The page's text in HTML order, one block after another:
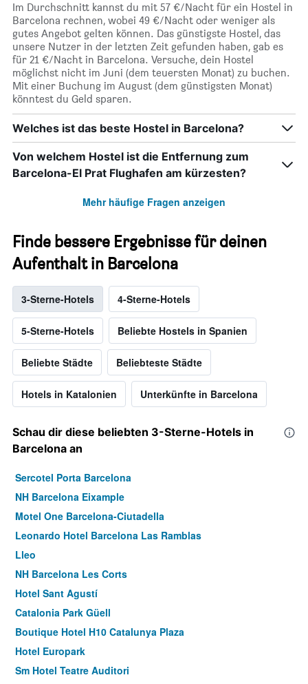
Im Durchschnitt kannst du mit 57 €/Nacht für ein Hostel in
Barcelona rechnen, wobei 49 €/Nacht oder weniger als
gutes Angebot gelten können. Das günstigste Hostel, das
unsere Nutzer in der letzten Zeit gefunden haben, gab es
für 21 €/Nacht in Barcelona. Versuche, dein Hostel
möglichst nicht im Juni (dem teuersten Monat) zu buchen.
Mit einer Buchung im August (dem günstigsten Monat)
könntest du Geld sparen.
Welches ist das beste Hostel in Barcelona?
Von welchem Hostel ist die Entfernung zum
Barcelona-El Prat Flughafen am kürzesten?
Mehr häufige Fragen anzeigen
Finde bessere Ergebnisse für deinen
Aufenthalt in Barcelona
3-Sterne-Hotels 4-Sterne-Hotels
5-Sterne-Hotels Beliebte Hostels in Spanien
Beliebte Städte Beliebteste Städte
Hotels in Katalonien Unterkünfte in Barcelona
Schau dir diese beliebten 3-Sterne-Hotels in
Barcelona an
Sercotel Porta Barcelona
NH Barcelona Eixample
Motel One Barcelona-Ciutadella
Leonardo Hotel Barcelona Las Ramblas
Lleo
NH Barcelona Les Corts
Hotel Sant Agustí
Catalonia Park Güell
Boutique Hotel H10 Catalunya Plaza
Hotel Europark
Sm Hotel Teatre Auditori